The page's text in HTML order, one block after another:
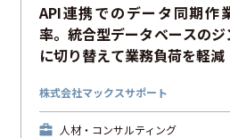
API連携でのデータ同期作
率。統合型データベースのジ
に切り替えて業務負荷を軽減
株式会社マックスサポート
人材・コンサルティング